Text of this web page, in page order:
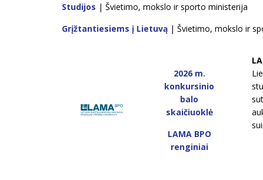
Studijos | Švietimo, mokslo ir sporto ministerija
Grįžtantiesiems į Lietuvą | Švietimo, mokslo ir
2026 m.
konkursinio
balo
skaičiuoklė
LAMA BPO
renginiai